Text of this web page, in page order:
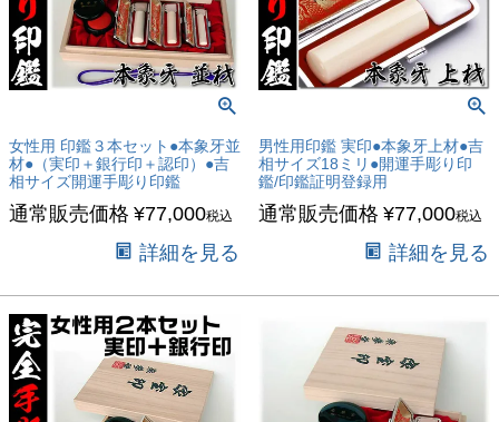
女性用 印鑑３本セット●本象牙並
材●（実印＋銀行印＋認印）●吉
相サイズ開運手彫り印鑑
通常販売価格 ¥77,000税込
詳細を見る
男性用印鑑 実印●本象牙上材●吉
相サイズ18ミリ●開運手彫り印
鑑/印鑑証明登録用
通常販売価格 ¥77,000税込
詳細を見る